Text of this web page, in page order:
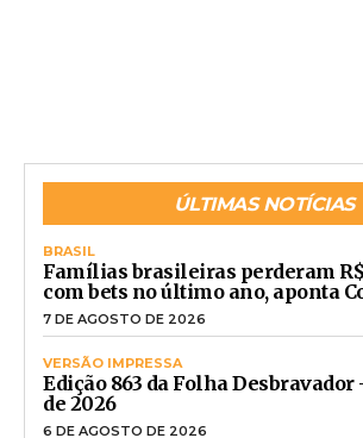
ÚLTIMAS NOTÍCIAS
BRASIL
Famílias brasileiras perderam
com bets no último ano, aponta
7 DE AGOSTO DE 2026
VERSÃO IMPRESSA
Edição 863 da Folha Desbravador
de 2026
6 DE AGOSTO DE 2026